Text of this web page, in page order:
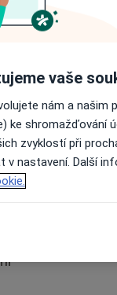
informace o
vaše
nám a našim
ke shromažďování
zvyklostí při
v nastavení. Další